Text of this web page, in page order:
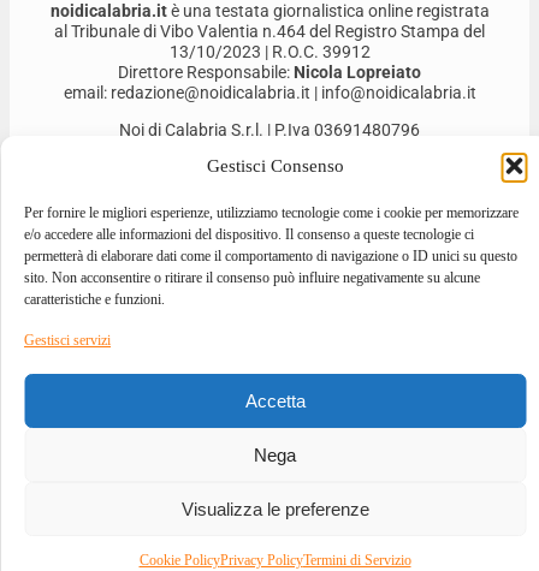
Gestisci Consenso
Per fornire le migliori esperienze, utilizziamo tecnologie come i cookie per memorizzare
e/o accedere alle informazioni del dispositivo. Il consenso a queste tecnologie ci
permetterà di elaborare dati come il comportamento di navigazione o ID unici su questo
sito. Non acconsentire o ritirare il consenso può influire negativamente su alcune
caratteristiche e funzioni.
Gestisci servizi
Accetta
Nega
Visualizza le preferenze
Cookie PolicyPrivacy PolicyTermini di Servizio
noidicalabria.itè una testata giornalistica online registrata
al Tribunale di Vibo Valentia n.464 del Registro Stampa del
13/10/2023 | R.O.C. 39912
Direttore Responsabile: Nicola Lopreiato
email: redazione@noidicalabria.it | info@noidicalabria.it
Noi di Calabria S.r.l. | P.Iva 03691480796
2026 © ALL RIGHTS RESERVED